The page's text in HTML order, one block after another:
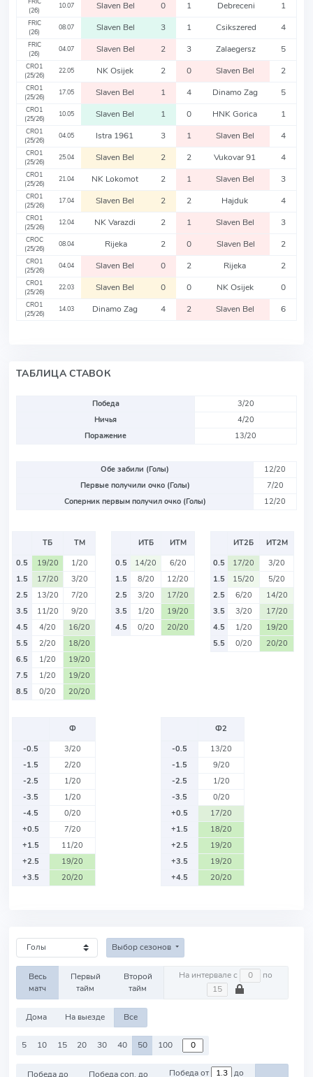
(26)
10.07 Slaven Bel 0 1 Debreceni 1
FRIC
(26)
08.07 Slaven Bel 3 1 Csikszered 4
FRIC
(26)
04.07 Slaven Bel 2 3 Zalaegersz 5
CRO1
(25/26)
22.05 NK Osijek 2 0 Slaven Bel 2
CRO1
(25/26)
17.05 Slaven Bel 1 4 Dinamo Zag 5
CRO1
(25/26)
10.05 Slaven Bel 1 0 HNK Gorica 1
CRO1
(25/26)
04.05 Istra 1961 3 1 Slaven Bel 4
CRO1
(25/26)
25.04 Slaven Bel 2 2 Vukovar 91 4
CRO1
(25/26)
21.04 NK Lokomot 2 1 Slaven Bel 3
CRO1
(25/26)
17.04 Slaven Bel 2 2 Hajduk 4
CRO1
(25/26)
12.04 NK Varazdi 2 1 Slaven Bel 3
CROC
(25/26)
08.04 Rijeka 2 0 Slaven Bel 2
CRO1
(25/26)
04.04 Slaven Bel 0 2 Rijeka 2
CRO1
(25/26)
22.03 Slaven Bel 0 0 NK Osijek 0
CRO1
(25/26)
14.03 Dinamo Zag 4 2 Slaven Bel 6
ТАБЛИЦА СТАВОК
Победа
3/20
Ничья
4/20
Поражение
13/20
Обе забили (Голы)
12/20
Первые получили очко (Голы)
7/20
Соперник первым получил очко (Голы)
12/20
ТБ
ТМ
0.5
19/20
1/20
1.5
17/20
3/20
2.5
13/20
7/20
3.5
11/20
9/20
4.5
4/20
16/20
5.5
2/20
18/20
6.5
1/20
19/20
7.5
1/20
19/20
8.5
0/20 20/20
ИТБ
ИТМ
0.5
14/20
6/20
1.5
8/20
12/20
2.5
3/20
17/20
3.5
1/20
19/20
4.5
0/20 20/20
ИТ2Б
ИТ2М
0.5
17/20
3/20
1.5
15/20
5/20
2.5
6/20
14/20
3.5
3/20
17/20
4.5
1/20
19/20
5.5
0/20 20/20
Ф
-0.5
3/20
-1.5
2/20
-2.5
1/20
-3.5
1/20
-4.5
0/20
+0.5
7/20
+1.5
11/20
+2.5
19/20
+3.5
20/20
Ф2
-0.5
13/20
-1.5
9/20
-2.5
1/20
-3.5
0/20
+0.5
17/20
+1.5
18/20
+2.5
19/20
+3.5
19/20
+4.5
20/20
Выбор сезонов
Весь
матч
Первый
тайм
Второй
тайм
На интервале с по
Дома На выезде Все
5 10 15 20 30 40 50 100
Победа до Победа соп. до Победа от до